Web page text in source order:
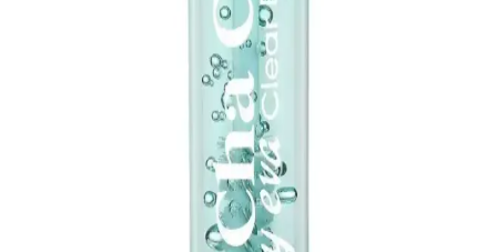
İki popüler kaş sabitleyici olan Pnkre ve Rise and Shine'ı
karşılaştırıyoruz. Kalıcılık, kullanım kolaylığı ve kullanıcı
yorumlarıyla, sizin için en uygun seçeneği belirlemenize yardımcı
NYX ve POP Beauty Kaş Sabitleyicileri
Karşılaştırması: Hangi Ürün Daha İyi
İki popüler kaş sabitleyici ürünü olan NYX ve POP Beauty'nin
özellikleri, kullanıcı yorumları ve karşılaştırmasıyla, doğal ve kalıcı
kaş makyajı için en uygun seçeneği keşfedin.